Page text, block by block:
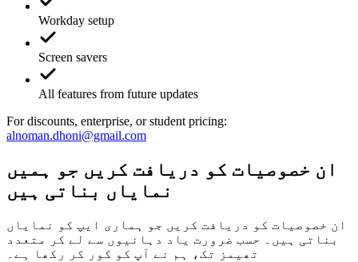
Workday setup
Screen savers
All features from future updates
For discounts, enterprise, or student pricing:
alnoman.dhoni@gmail.com
ان خصوصیات کو دریافت کریں جو ہمیں
نمایاں بناتی ہیں
ان خصوصیات کو دریافت کریں جو ہماری ایپ کو نمایاں
بناتی ہیں۔ حسب ضرورت یاد دہانیوں سے لے کر متعدد
تھیمز تک، ہم نے آپ کو کور کر رکھا ہے۔